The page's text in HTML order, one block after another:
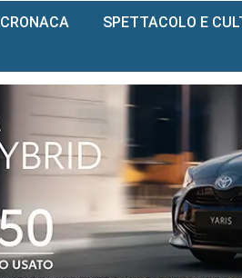
CRONACA SPETTACOLO E